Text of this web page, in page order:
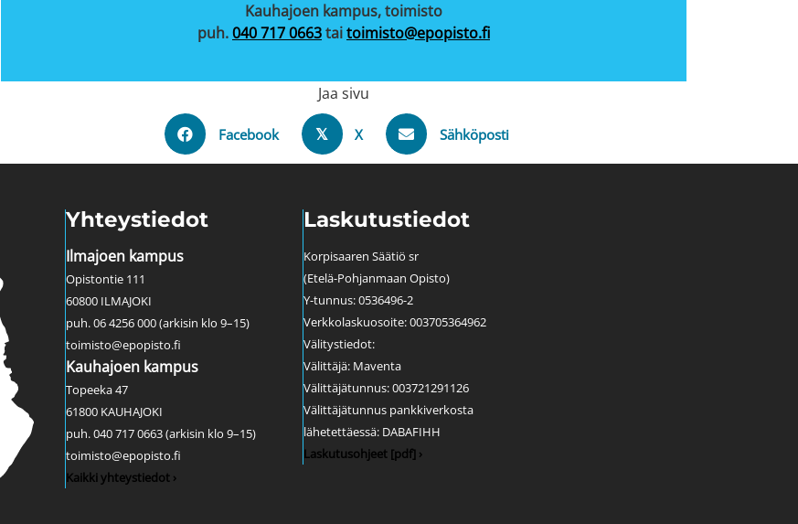
Kauhajoen kampus, toimisto
puh.040 717 0663taitoimisto@epopisto.fi
Jaa sivu
Facebook 𝕏 X Sähköposti
Yhteystiedot
Ilmajoen kampus
Opistontie 111
60800 ILMAJOKI
puh. 06 4256 000 (arkisin klo 9–15)
toimisto@epopisto.fi
Kauhajoen kampus
Topeeka 47
61800 KAUHAJOKI
puh. 040 717 0663 (arkisin klo 9–15)
toimisto@epopisto.fi
Kaikki yhteystiedot ›
Laskutustiedot
Korpisaaren Säätiö sr
(Etelä-Pohjanmaan Opisto)
Y-tunnus: 0536496-2
Verkkolaskuosoite: 003705364962
Välitystiedot:
Välittäjä: Maventa
Välittäjätunnus: 003721291126
Välittäjätunnus pankkiverkosta
lähetettäessä: DABAFIHH
Laskutusohjeet [pdf] ›